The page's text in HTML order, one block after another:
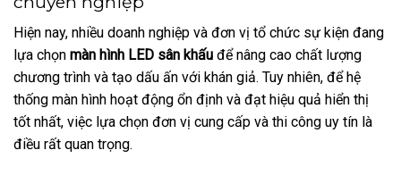
Hiện nay, nhiều doanh nghiệp và đơn vị tổ chức sự kiện đang
lựa chọn màn hình LED sân khấu để nâng cao chất lượng
chương trình và tạo dấu ấn với khán giả. Tuy nhiên, để hệ
thống màn hình hoạt động ổn định và đạt hiệu quả hiển thị
tốt nhất, việc lựa chọn đơn vị cung cấp và thi công uy tín là
điều rất quan trọng.